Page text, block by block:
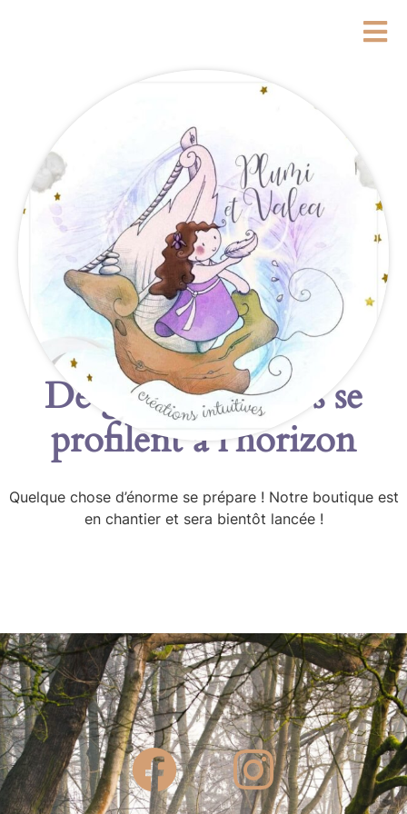
De grandes choses se
profilent à l’horizon
Quelque chose d’énorme se prépare ! Notre boutique est
en chantier et sera bientôt lancée !